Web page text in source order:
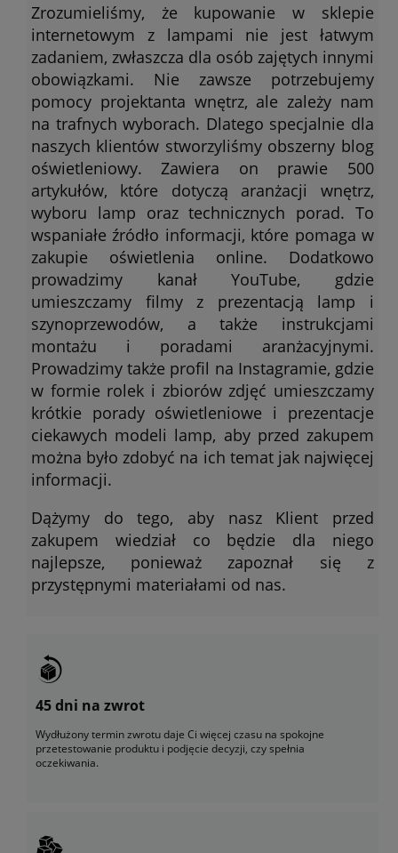
Zrozumieliśmy, że kupowanie w sklepie
internetowym z lampami nie jest łatwym
zadaniem, zwłaszcza dla osób zajętych innymi
obowiązkami. Nie zawsze potrzebujemy
pomocy projektanta wnętrz, ale zależy nam
na trafnych wyborach. Dlatego specjalnie dla
naszych klientów stworzyliśmy obszerny blog
oświetleniowy. Zawiera on prawie 500
artykułów, które dotyczą aranżacji wnętrz,
wyboru lamp oraz technicznych porad. To
wspaniałe źródło informacji, które pomaga w
zakupie oświetlenia online. Dodatkowo
prowadzimy kanał YouTube, gdzie
umieszczamy filmy z prezentacją lamp i
szynoprzewodów, a także instrukcjami
montażu i poradami aranżacyjnymi.
Prowadzimy także profil na Instagramie, gdzie
w formie rolek i zbiorów zdjęć umieszczamy
krótkie porady oświetleniowe i prezentacje
ciekawych modeli lamp, aby przed zakupem
można było zdobyć na ich temat jak najwięcej
informacji.
Dążymy do tego, aby nasz Klient przed
zakupem wiedział co będzie dla niego
najlepsze, ponieważ zapoznał się z
przystępnymi materiałami od nas.
45 dni na zwrot
Wydłużony termin zwrotu daje Ci więcej czasu na spokojne
przetestowanie produktu i podjęcie decyzji, czy spełnia
oczekiwania.